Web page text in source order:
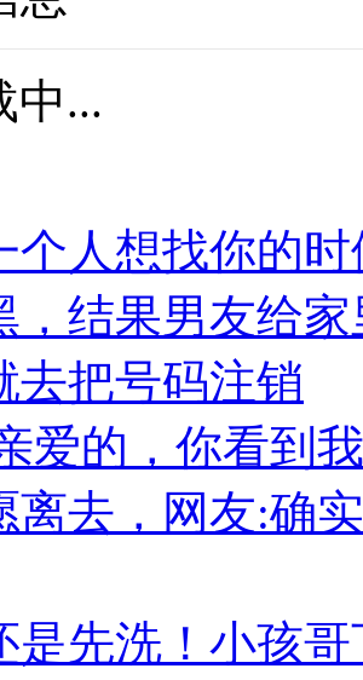
中...
个人想找你的
，结果男友给
去把号码注销
爱的，你看到
离去，网友:确
是先洗！小孩